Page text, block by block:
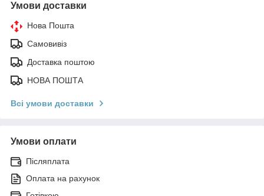
Умови доставки
Нова Пошта
Самовивіз
Доставка поштою
НОВА ПОШТА
Всі умови доставки
Умови оплати
Післяплата
Оплата на рахунок